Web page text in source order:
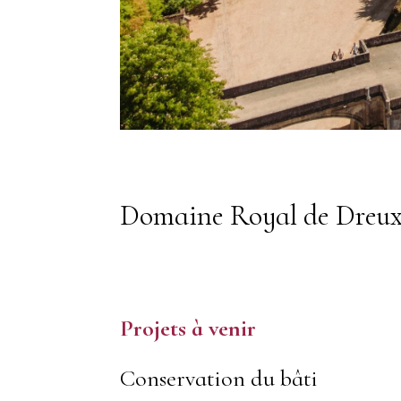
Domaine Royal de
Projets à venir
Conservation du bâti